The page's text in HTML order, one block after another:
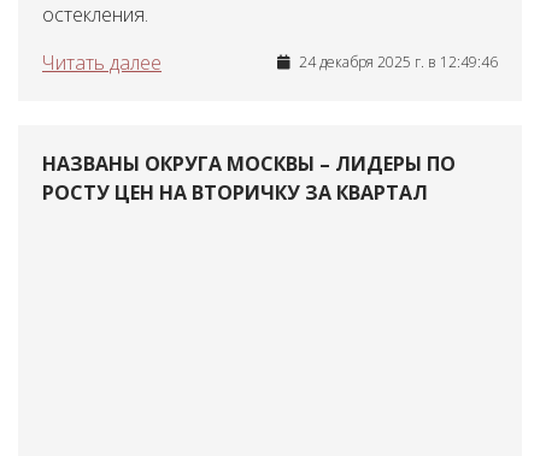
остекления.
Читать далее
24 декабря 2025 г. в 12:49:46
НАЗВАНЫ ОКРУГА МОСКВЫ – ЛИДЕРЫ ПО
РОСТУ ЦЕН НА ВТОРИЧКУ ЗА КВАРТАЛ